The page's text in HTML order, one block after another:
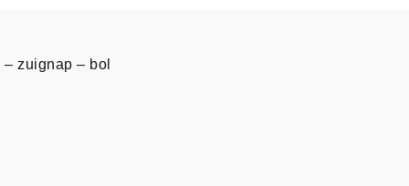
zuignap – bol